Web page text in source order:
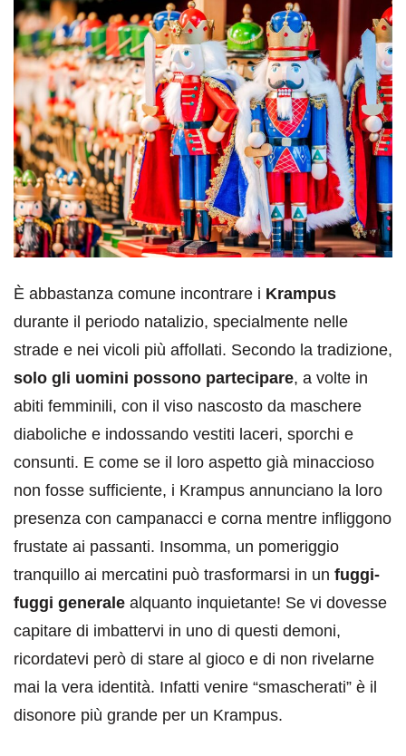
È abbastanza comune incontrare i Krampus
durante il periodo natalizio, specialmente nelle
strade e nei vicoli più affollati. Secondo la tradizione,
solo gli uomini possono partecipare, a volte in
abiti femminili, con il viso nascosto da maschere
diaboliche e indossando vestiti laceri, sporchi e
consunti. E come se il loro aspetto già minaccioso
non fosse sufficiente, i Krampus annunciano la loro
presenza con campanacci e corna mentre infliggono
frustate ai passanti. Insomma, un pomeriggio
tranquillo ai mercatini può trasformarsi in un fuggi-
fuggi generale alquanto inquietante! Se vi dovesse
capitare di imbattervi in uno di questi demoni,
ricordatevi però di stare al gioco e di non rivelarne
mai la vera identità. Infatti venire “smascherati” è il
disonore più grande per un Krampus.